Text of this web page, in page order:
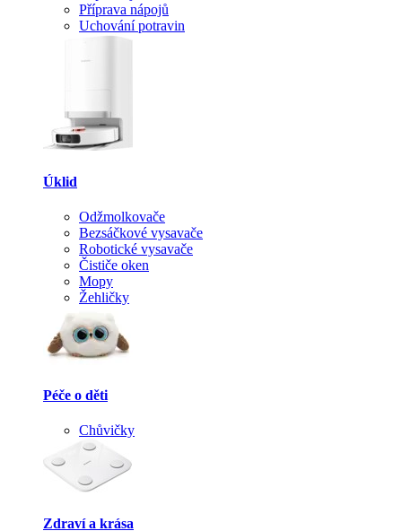
Příprava nápojů
Uchování potravin
Úklid
Odžmolkovače
Bezsáčkové vysavače
Robotické vysavače
Čističe oken
Mopy
Žehličky
Péče o děti
Chůvičky
Zdraví a krása